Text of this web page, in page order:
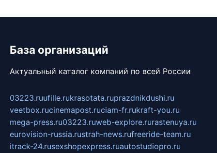
База организаций
Актуальный каталог компаний по всей России
03223.ruufille.rukrasotata.ruprazdnikdushi.ru
veetbox.rucinemapost.ruciam-fr.rukraft-you.ru
mega-press.ru03223.ruweb-explore.rurastenuya.ru
eurovision-russia.rustrah-news.rufreeride-team.ru
itrack-24.rusexshopexpress.ruautostudiopro.ru